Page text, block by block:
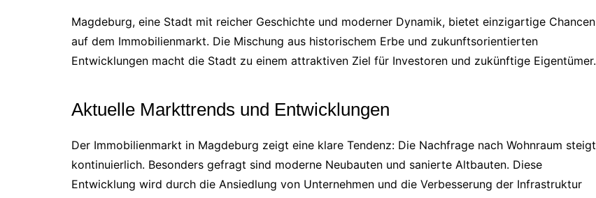
Magdeburg, eine Stadt mit reicher Geschichte und moderner Dynamik, bietet einzigartige Chancen
auf dem Immobilienmarkt. Die Mischung aus historischem Erbe und zukunftsorientierten
Entwicklungen macht die Stadt zu einem attraktiven Ziel für Investoren und zukünftige Eigentümer.
Aktuelle Markttrends und Entwicklungen
Der Immobilienmarkt in Magdeburg zeigt eine klare Tendenz: Die Nachfrage nach Wohnraum steigt
kontinuierlich. Besonders gefragt sind moderne Neubauten und sanierte Altbauten. Diese
Entwicklung wird durch die Ansiedlung von Unternehmen und die Verbesserung der Infrastruktur